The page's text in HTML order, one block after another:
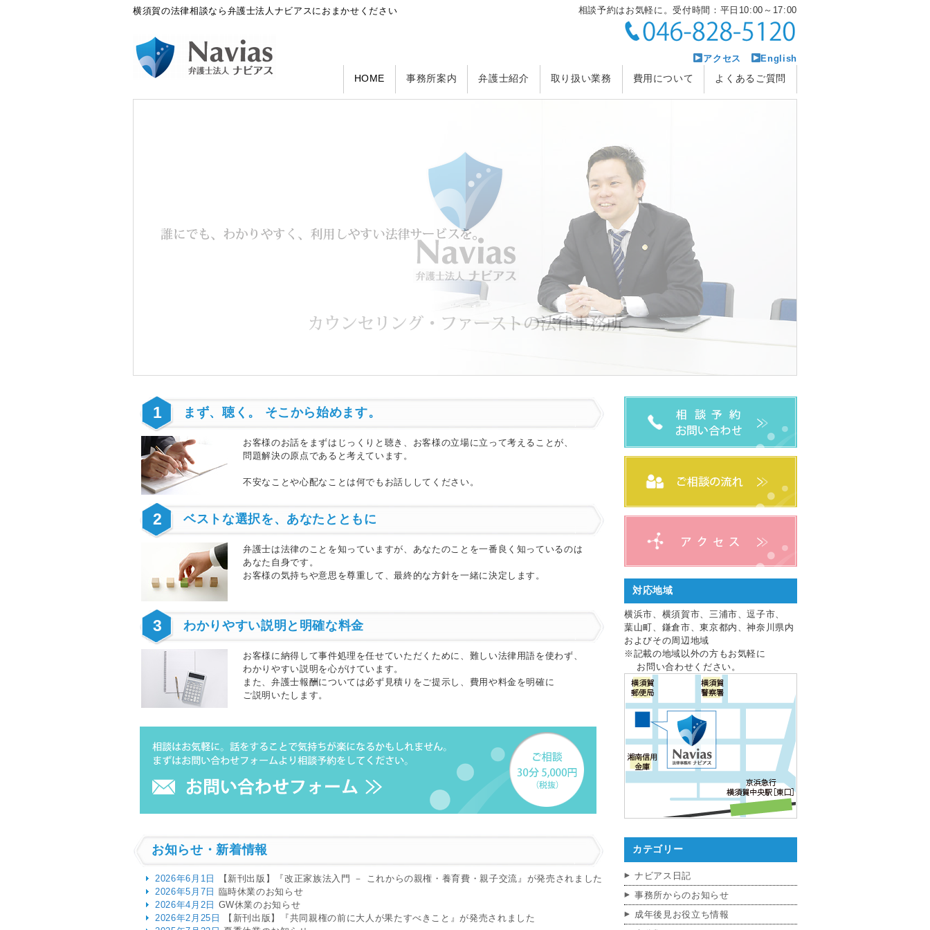
横須賀の法律相談なら弁護士法人ナビアスにおまかせください 相談予約はお気軽に。受付時間：平日10:00～17:00
アクセス English
HOME 事務所案内 弁護士紹介 取り扱い業務 費用について よくあるご質問
1 まず、聴く。 そこから始めます。
お客様のお話をまずはじっくりと聴き、お客様の立場に立って考えることが、
問題解決の原点であると考えています。
不安なことや心配なことは何でもお話ししてください。
2 ベストな選択を、あなたとともに
弁護士は法律のことを知っていますが、あなたのことを一番良く知っているのは
あなた自身です。
お客様の気持ちや意思を尊重して、最終的な方針を一緒に決定します。
3 わかりやすい説明と明確な料金
お客様に納得して事件処理を任せていただくために、難しい法律用語を使わず、
わかりやすい説明を心がけています。
また、弁護士報酬については必ず見積りをご提示し、費用や料金を明確に
ご説明いたします。
お知らせ・新着情報
2026年6月1日
【新刊出版】『改正家族法入門 － これからの親権・養育費・親子交流』が発売されました
2026年5月7日 臨時休業のお知らせ
2026年4月2日 GW休業のお知らせ
2026年2月25日
【新刊出版】『共同親権の前に大人が果たすべきこと』が発売されました
対応地域
横浜市、横須賀市、三浦市、逗子市、
葉山町、鎌倉市、東京都内、神奈川県内
およびその周辺地域
※記載の地域以外の方もお気軽に
お問い合わせください。
カテゴリー
ナビアス日記
事務所からのお知らせ
成年後見お役立ち情報